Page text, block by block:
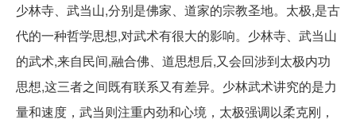
少林寺、武当山,分别是佛家、道家的宗教圣地。太极,是古
代的一种哲学思想,对武术有很大的影响。少林寺、武当山
的武术,来自民间,融合佛、道思想后,又会回涉到太极内功
思想,这三者之间既有联系又有差异。少林武术讲究的是力
量和速度，武当则注重内劲和心境，太极强调以柔克刚，